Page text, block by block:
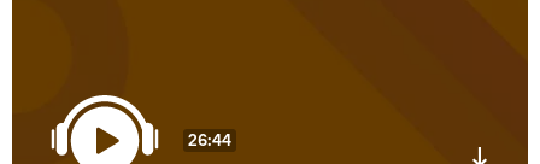
26:44